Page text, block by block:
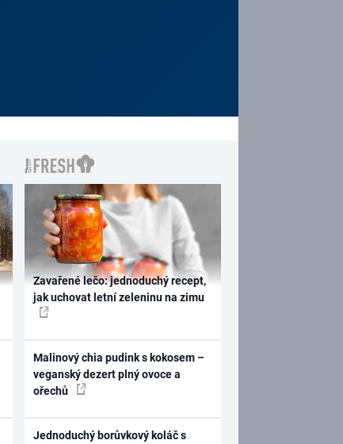
Zavařené lečo: jednoduchý recept,
jak uchovat letní zeleninu na zimu
Malinový chia pudink s kokosem –
veganský dezert plný ovoce a
ořechů
Jednoduchý borůvkový koláč s